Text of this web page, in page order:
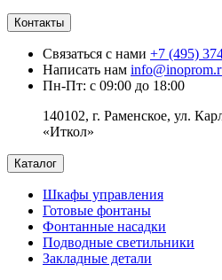
Контакты
Связаться с нами +7 (495)
Написать нам
Пн-Пт: с 09:00 до 18:00
140102, г. Раменское, ул.
«Иткол»
Каталог
Шкафы управления
Готовые фонтаны
Фонтанные насадки
Подводные светильники
Закладные детали